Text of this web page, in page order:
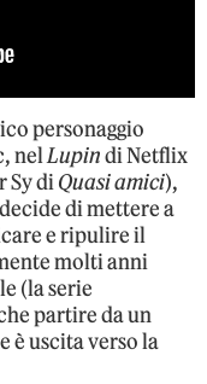
personaggio
nelLupindi Netflix
Sy diQuasi amici),
di mettere a
e ripulire il
molti anni
(la serie
partire da un
è uscita verso la